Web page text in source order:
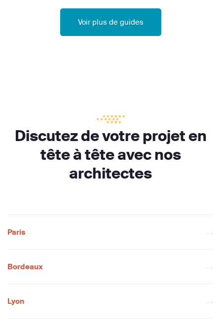
Voir plus de guides
Discutez de votre projet en
tête à tête avec nos
architectes
Paris
Bordeaux
Lyon